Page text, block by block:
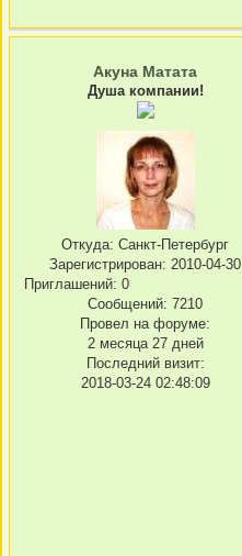
Акуна Матата
Душа компании!
Откуда: Санкт-Петербург
Зарегистрирован: 2010-04-30
Приглашений: 0
Сообщений: 7210
Провел на форуме:
2 месяца 27 дней
Последний визит:
2018-03-24 02:48:09